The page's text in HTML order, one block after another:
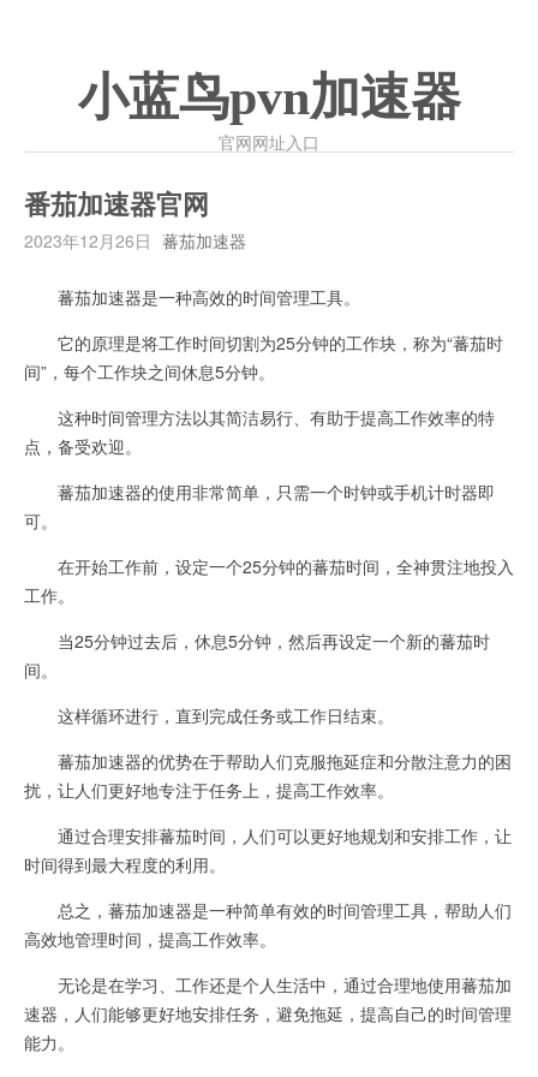
小蓝鸟pvn加速器
官网网址入口
番茄加速器官网
2023年12月26日 蕃茄加速器
蕃茄加速器是一种高效的时间管理工具。
它的原理是将工作时间切割为25分钟的工作块，称为“蕃茄时
间”，每个工作块之间休息5分钟。
这种时间管理方法以其简洁易行、有助于提高工作效率的特
点，备受欢迎。
蕃茄加速器的使用非常简单，只需一个时钟或手机计时器即
可。
在开始工作前，设定一个25分钟的蕃茄时间，全神贯注地投入
工作。
当25分钟过去后，休息5分钟，然后再设定一个新的蕃茄时
间。
这样循环进行，直到完成任务或工作日结束。
蕃茄加速器的优势在于帮助人们克服拖延症和分散注意力的困
扰，让人们更好地专注于任务上，提高工作效率。
通过合理安排蕃茄时间，人们可以更好地规划和安排工作，让
时间得到最大程度的利用。
总之，蕃茄加速器是一种简单有效的时间管理工具，帮助人们
高效地管理时间，提高工作效率。
无论是在学习、工作还是个人生活中，通过合理地使用蕃茄加
速器，人们能够更好地安排任务，避免拖延，提高自己的时间管理
能力。